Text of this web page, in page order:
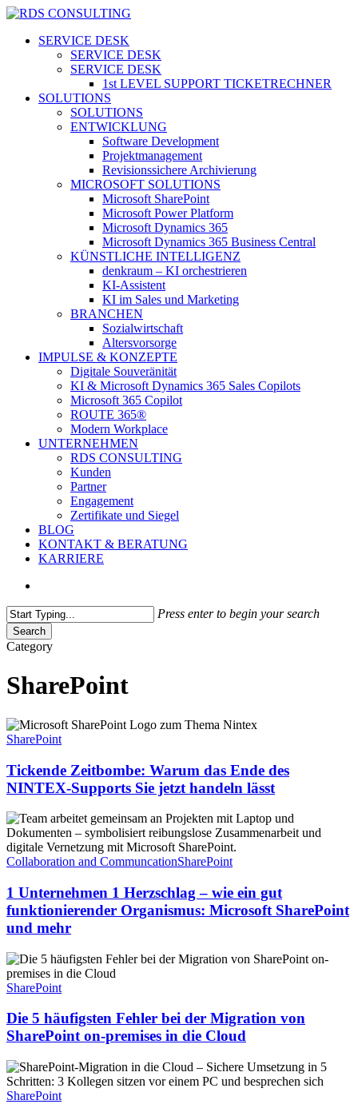
Skip
main
search
Menu
SERVICE DESK
SERVICE DESK
SERVICE DESK
1st LEVEL SUPPORT TICKETRECHNER
SOLUTIONS
SOLUTIONS
ENTWICKLUNG
Software Development
Projektmanagement
Revisionssichere Archivierung
MICROSOFT SOLUTIONS
Microsoft SharePoint
Microsoft Power Platform
Microsoft Dynamics 365
Microsoft Dynamics 365 Business Central
KÜNSTLICHE INTELLIGENZ
denkraum – KI orchestrieren
KI-Assistent
KI im Sales und Marketing
BRANCHEN
Sozialwirtschaft
Altersvorsorge
IMPULSE & KONZEPTE
Digitale Souveränität
KI & Microsoft Dynamics 365 Sales Copilots
Microsoft 365 Copilot
ROUTE 365®
Modern Workplace
UNTERNEHMEN
RDS CONSULTING
Kunden
Partner
Engagement
Zertifikate und Siegel
BLOG
KONTAKT & BERATUNG
KARRIERE
Press enter to begin your search
Search
Close
Category
SharePoint
Tickende
Zeitbombe:
das
Ende
des
NINTEX-
Supports
Sie
jetzt
handeln
SharePoint
Tickende Zeitbombe: Warum das Ende des
NINTEX-Supports Sie jetzt handeln lässt
1
Unternehmen
1
Herzschlag
wie
ein
gut
funktionierender
Microsoft
SharePoint
und
Collaboration and CommuncationSharePoint
1 Unternehmen 1 Herzschlag – wie ein gut
funktionierender Organismus: Microsoft SharePoint
und mehr
Die
5
häufigsten
bei
der
Migration
von
SharePoint
on-
premises
SharePoint
Die 5 häufigsten Fehler bei der Migration von
SharePoint on-premises in die Cloud
SharePoint
Migration
in
SharePoint